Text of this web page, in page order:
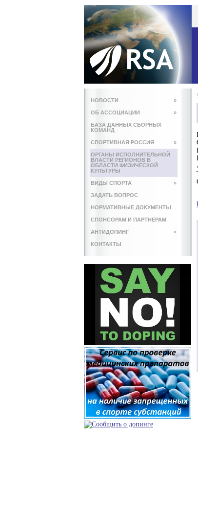
НОВОСТИ »
ОБ АССОЦИАЦИИ »
БАЗА ДАННЫХ СБОРНЫХ
КОМАНД
СПОРТИВНАЯ РОССИЯ »
ОРГАНЫ ИСПОЛНИТЕЛЬНОЙ
ВЛАСТИ РЕГИОНОВ В
ОБЛАСТИ ФИЗИЧЕСКОЙ
КУЛЬТУРЫ
ВИДЫ СПОРТА »
ЗАДАТЬ ВОПРОС
НОРМАТИВНЫЕ ДОКУМЕНТЫ
СПОНСОРАМ И ПАРТНЕРАМ
АНТИДОПИНГ »
КОНТАКТЫ